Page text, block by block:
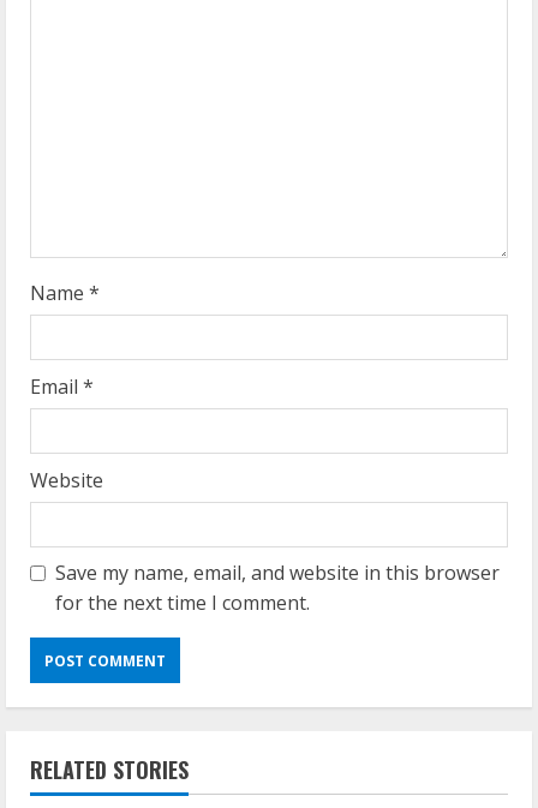
g
Name *
Email *
Website
Save my name, email, and website in this browser
for the next time I comment.
RELATED STORIES